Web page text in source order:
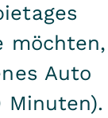
möchten,
Auto
Minuten).